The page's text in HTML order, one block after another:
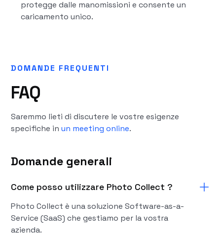
protegge dalle manomissioni e consente un
caricamento unico.
DOMANDE FREQUENTI
FAQ
Saremmo lieti di discutere le vostre esigenze
specifiche inun meeting online.
Domande generali
Come posso utilizzare Photo Collect ?
Photo Collect è una soluzione Software-as-a-
Service (SaaS) che gestiamo per la vostra
azienda.